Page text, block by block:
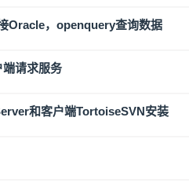
Oracle，openquery查询数据
请求服务
和客户端TortoiseSVN安装